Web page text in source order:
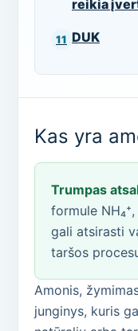
reikia
DUK
Kas yra
Trumpas
formule
gali atsirasti
taršos
Amonis,
junginys, kuris